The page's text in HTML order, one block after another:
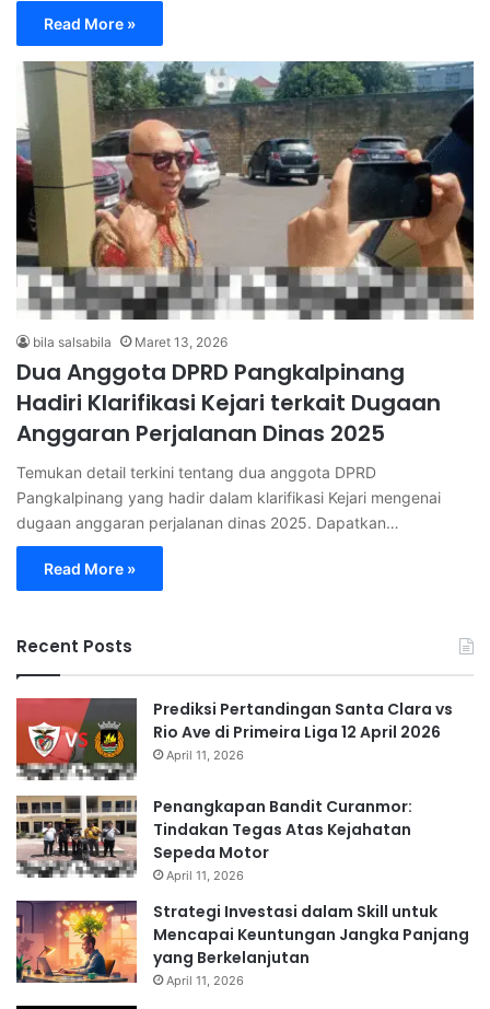
Read More »
bila salsabila Maret 13, 2026
Dua Anggota DPRD Pangkalpinang
Hadiri Klarifikasi Kejari terkait Dugaan
Anggaran Perjalanan Dinas 2025
Temukan detail terkini tentang dua anggota DPRD
Pangkalpinang yang hadir dalam klarifikasi Kejari mengenai
dugaan anggaran perjalanan dinas 2025. Dapatkan…
Read More »
Recent Posts
Prediksi Pertandingan Santa Clara vs
Rio Ave di Primeira Liga 12 April 2026
April 11, 2026
Penangkapan Bandit Curanmor:
Tindakan Tegas Atas Kejahatan
Sepeda Motor
April 11, 2026
Strategi Investasi dalam Skill untuk
Mencapai Keuntungan Jangka Panjang
yang Berkelanjutan
April 11, 2026